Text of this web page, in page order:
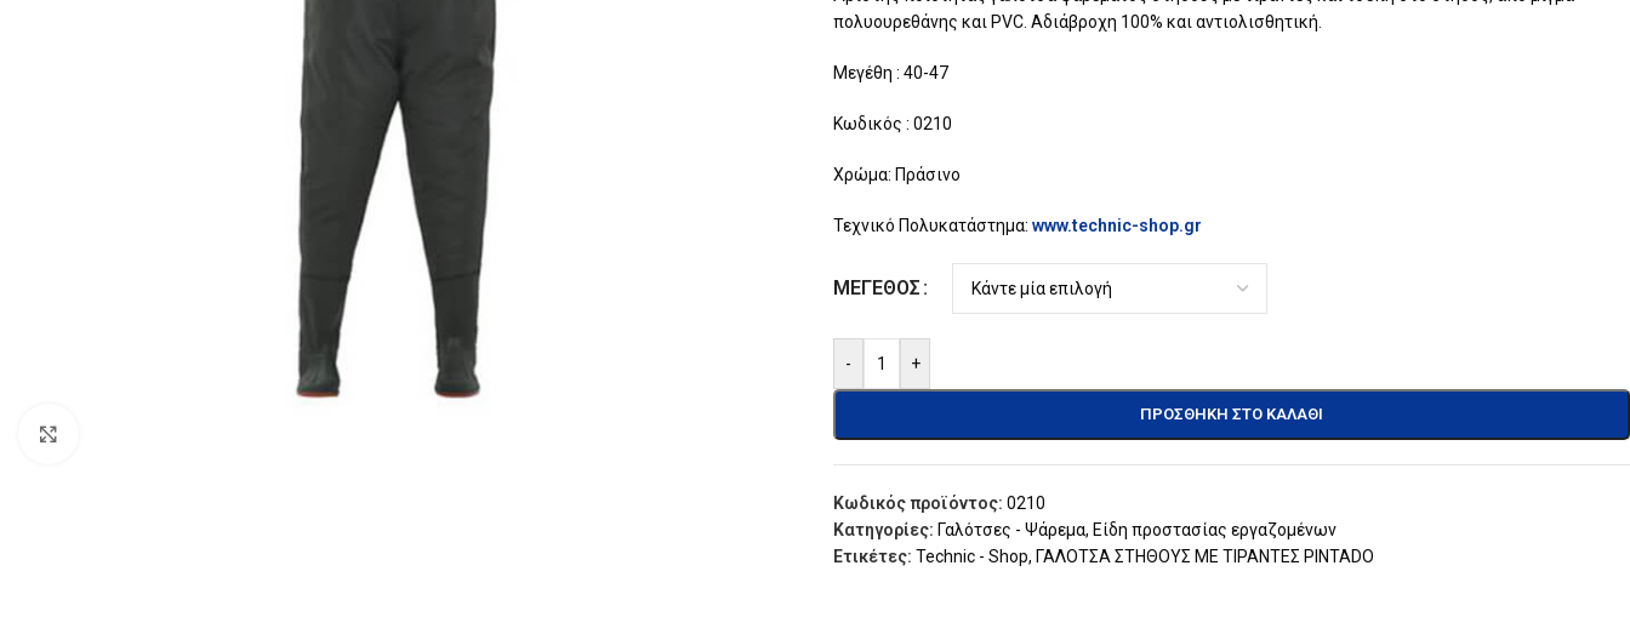
πολυουρεθάνης και PVC. Αδιάβροχη 100% και αντιολισθητική.
Μεγέθη : 40-47
Κωδικός : 0210
Χρώμα: Πράσινο
Τεχνικό Πολυκατάστημα: www.technic-shop.gr
ΜΈΓΕΘΟΣ
- +
ΠΡΟΣΘΉΚΗ ΣΤΟ ΚΑΛΆΘΙ
Κωδικός προϊόντος: 0210
Κατηγορίες: Γαλότσες - Ψάρεμα, Είδη προστασίας εργαζομένων
Ετικέτες: Technic - Shop, ΓΑΛΟΤΣΑ ΣΤΗΘΟΥΣ ΜΕ ΤΙΡΑΝΤΕΣ PINTADO